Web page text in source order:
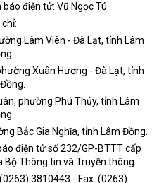
điện tử: Vũ Ngọc Tú
Lâm Viên - Đà Lạt, tỉnh Lâm
Xuân Hương - Đà Lạt, tỉnh
phường Phú Thủy, tỉnh Lâm
Bắc Gia Nghĩa, tỉnh Lâm Đồng.
điện tử số 232/GP-BTTT cấp
Thông tin và Truyền thông.
3810443 - Fax: (0263)